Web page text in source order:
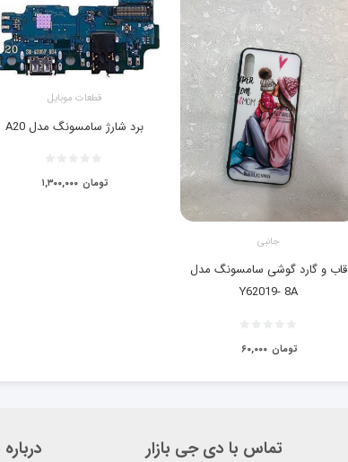
جانبی
قاب و گارد گوشی سامسونگ مدل
Y62019- 8A
۶۰,۰۰۰ تومان
قطعات موبایل
برد شارژ سامسونگ مدل A20
۱,۳۰۰,۰۰۰ تومان
تماس با دی جی بازار